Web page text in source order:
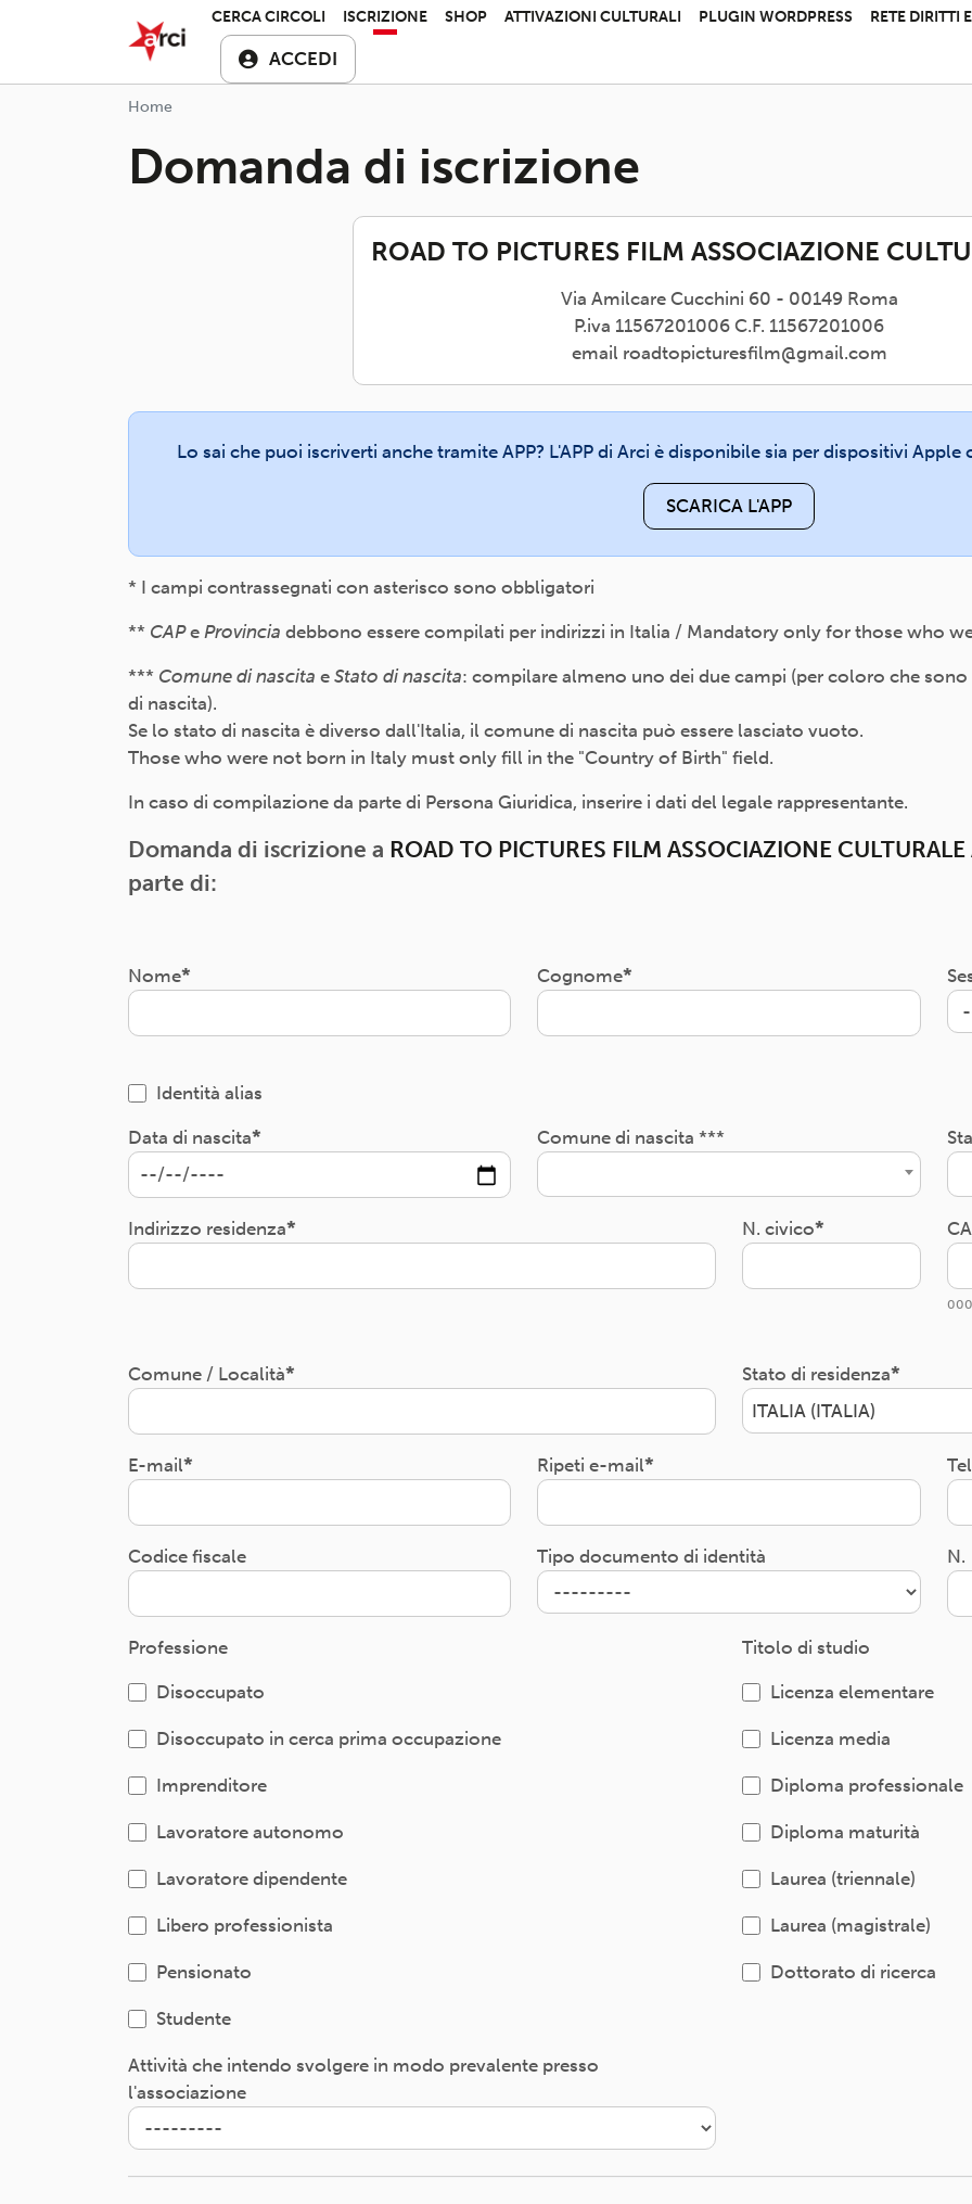
Salta al contenuto principale
ARCI APSCERCA CIRCOLI ISCRIZIONE SHOP ATTIVAZIONI CULTURALI PLUGIN WORDPRESS RETE DIRITTI
ACCEDI
Home
Domanda di iscrizione
ROAD TO PICTURES FILM ASSOCIAZIONE
Via Amilcare Cucchini 60 - 00149 Roma
P.iva 11567201006 C.F. 11567201006
email roadtopicturesfilm@gmail.com
Lo sai che puoi iscriverti anche tramite APP? L'APP di Arci è disponibile sia per dispositivi Apple
SCARICA L'APP
* I campi contrassegnati con asterisco sono obbligatori
** CAPe Provincia debbono essere compilati per indirizzi in Italia / Mandatory only for those who
*** Comune di nascita e Stato di nascita: compilare almeno uno dei due campi (per coloro che
di nascita).
Se lo stato di nascita è diverso dall'Italia, il comune di nascita può essere lasciato vuoto.
Those who were not born in Italy must only fill in the "Country of Birth" field.
In caso di compilazione da parte di Persona Giuridica, inserire i dati del legale rappresentante.
Domanda di iscrizione a ROAD TO PICTURES FILM ASSOCIAZIONE CULTURALE
parte di:
Nome Cognome
Identità alias
Data di nascita Comune di nascita ***
Indirizzo residenza N. civico
Comune / Località
Stato di residenza
ITALIA (ITALIA)
E-mail Ripeti e-mail
Codice fiscale Tipo documento di identità N.
Professione
Disoccupato
Disoccupato in cerca prima occupazione
Imprenditore
Lavoratore autonomo
Lavoratore dipendente
Libero professionista
Pensionato
Studente
Titolo di studio
Licenza elementare
Licenza media
Diploma professionale
Diploma maturità
Laurea (triennale)
Laurea (magistrale)
Dottorato di ricerca
Attività che intendo svolgere in modo prevalente presso
l'associazione